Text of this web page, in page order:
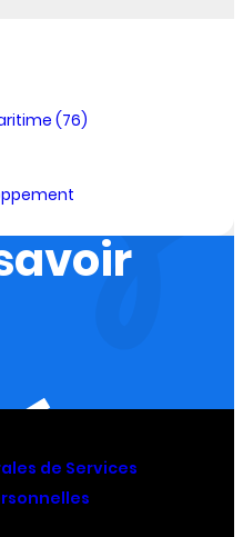
(76)
de Services